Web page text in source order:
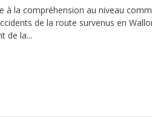
à la compréhension au niveau
de la route survenus en
de la...